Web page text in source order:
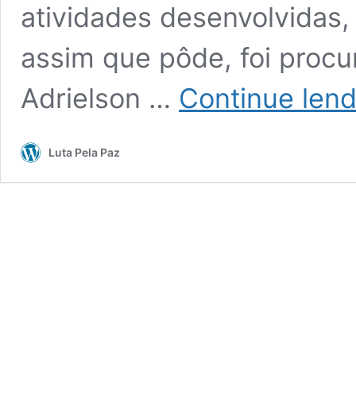
atividades
assim que pôde, foi
Adrielson … Continue
Luta Pela Paz